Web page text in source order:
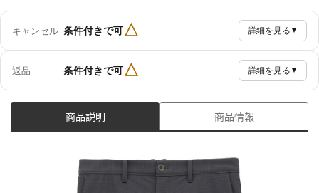
キャンセル 条件付きで可△ 詳細を見る ▼
返品 条件付きで可△ 詳細を見る ▼
商品説明 商品情報